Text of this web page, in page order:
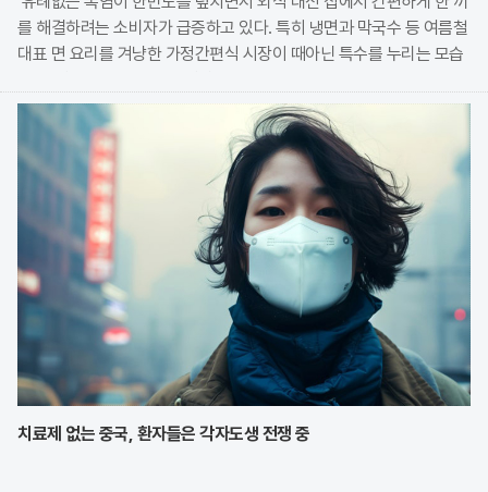
를 해결하려는 소비자가 급증하고 있다. 특히 냉면과 막국수 등 여름철
대표 면 요리를 겨냥한 가정간편식 시장이 때아닌 특수를 누리는 모습
앞세워 시장 점유율 확대에 박차를 가하고
치료제 없는 중국, 환자들은 각자도생 전쟁 중